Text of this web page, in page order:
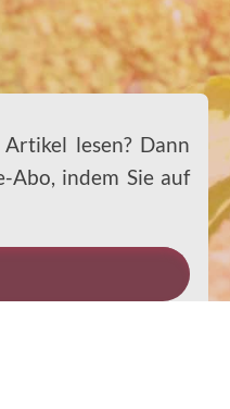
lesen? Dann
Abo, indem Sie auf